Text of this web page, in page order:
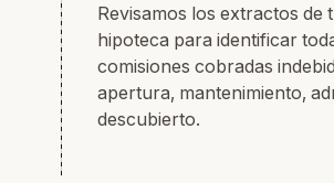
Revisamos los extractos de
hipoteca para identificar
comisiones cobradas
apertura, mantenimiento,
descubierto.